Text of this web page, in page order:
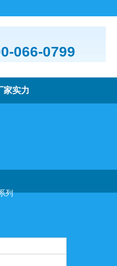
066-0799
家实力
购买
列